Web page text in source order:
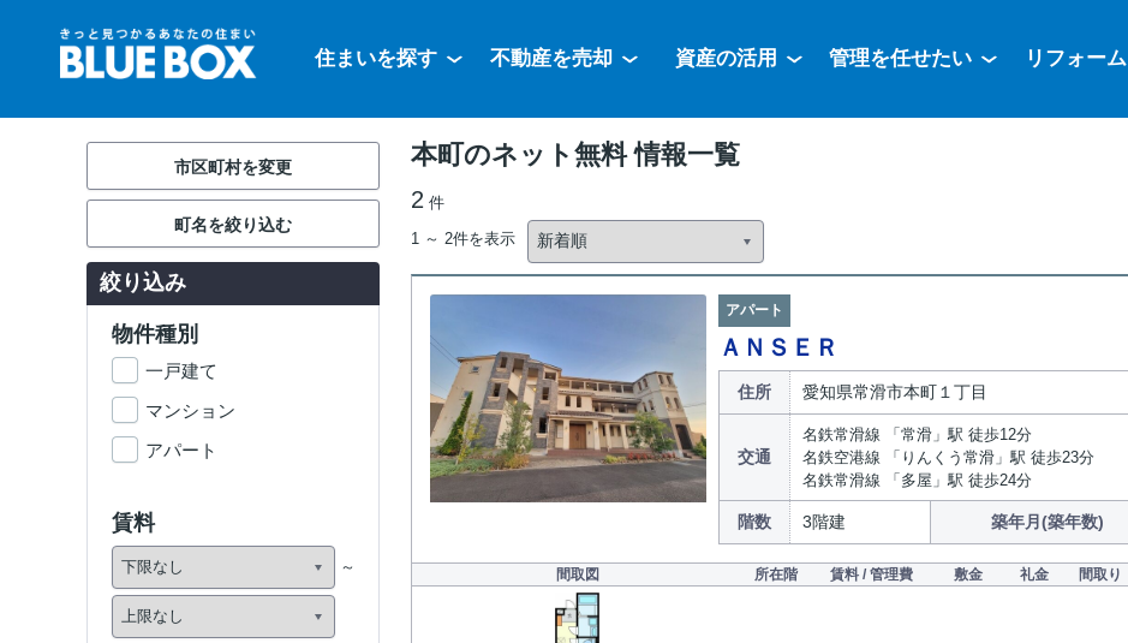
住まいを探す 不動産を売却 資産の活用 管理を任せたい リフォーム
本町のネット無料 情報一覧
2 件
1 ～ 2件を表示
アパート
ＡＮＳＥＲ
住所 愛知県常滑市本町１丁目
交通
名鉄常滑線 「常滑」駅 徒歩12分
名鉄空港線 「りんくう常滑」駅 徒歩23分
名鉄常滑線 「多屋」駅 徒歩24分
階数 3階建 築年月(築年数)
間取図 所在階 賃料 / 管理費 敷金 礼金 間取り
市区町村を変更
町名を絞り込む
絞り込み
物件種別
一戸建て
マンション
アパート
賃料